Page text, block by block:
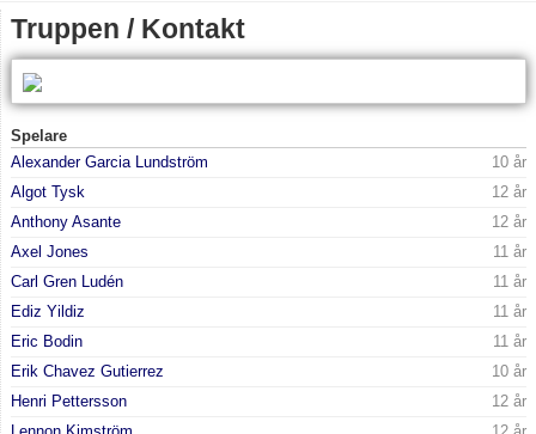
Truppen / Kontakt
Bildgalleri
Dokument
Truppen / Kontakt
Spelare
Alexander Garcia Lundström
10 år
Algot Tysk
12 år
Anthony Asante
12 år
Axel Jones
11 år
Carl Gren Ludén
11 år
Ediz Yildiz
11 år
Eric Bodin
11 år
Erik Chavez Gutierrez
10 år
Henri Pettersson
12 år